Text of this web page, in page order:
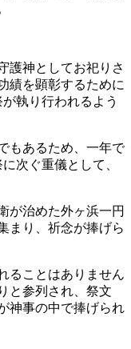
護神としてお祀りさ
績を顕彰するために
執り行われるよう
もあるため、一年で
次ぐ重儀として、
が治めた外ヶ浜一円
まり、祈念が捧げら
ることはありません
と参列され、祭文
神事の中で捧げられ